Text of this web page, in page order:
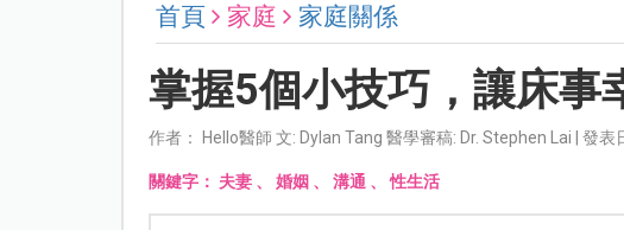
首頁 家庭 家庭關係
掌握5個小技巧，讓床事
作者： Hello醫師 文: Dylan Tang 醫學審稿: Dr. Stephen Lai | 發
關鍵字： 夫妻、 婚姻 、 溝通 、性生活